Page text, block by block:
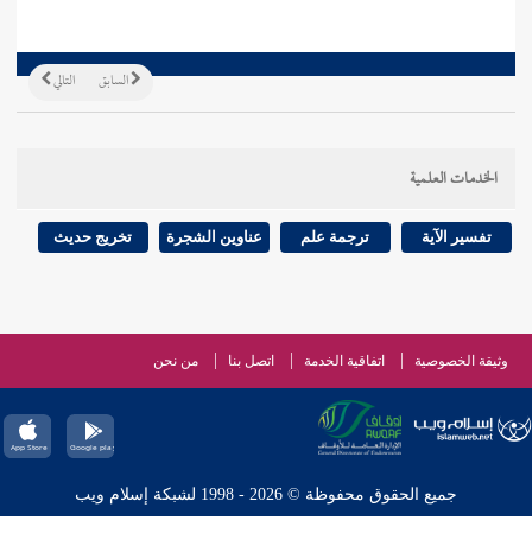
التالي السابق
الخدمات العلمية
تفسير الآية ترجمة علم عناوين الشجرة تخريج حديث
وثيقة الخصوصية اتفاقية الخدمة اتصل بنا من نحن
جميع الحقوق محفوظة © 2026 - 1998 لشبكة إسلام ويب